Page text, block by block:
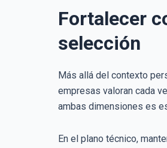
Fortalecer
selección
Más allá del contexto
empresas valoran cada
ambas dimensiones es
En el plano técnico,